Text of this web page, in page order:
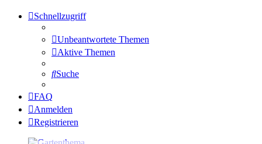
Schnellzugriff
Unbeantwortete Themen
Aktive Themen
Suche
FAQ
Anmelden
Registrieren